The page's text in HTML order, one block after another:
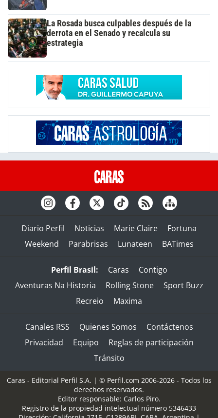
La Rosada busca culpables después de la
derrota en el Senado y recalcula su
estrategia
Diario Perfil Noticias Marie Claire
Fortuna
Weekend
Parabrisas Lunateen BATimes
Perfil Brasil: Caras
Contigo
Aventuras Na Historia
Rolling Stone
Sport Buzz
Recreio
Maxima
Canales RSS Quienes Somos
Contáctenos
Privacidad
Equipo
Reglas de participación
Tránsito
Caras - Editorial Perfil S.A. | © Perfil.com 2006-2026 - Todos los
derechos reservados.
Editor responsable: Carlos Piro.
Registro de la propiedad intelectual número 5346433